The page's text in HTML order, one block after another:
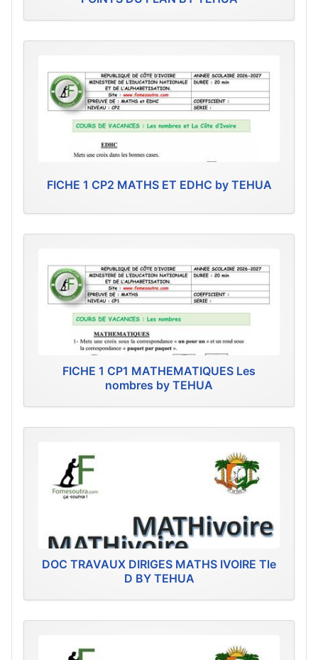
FICHE 1 CP2 MATHS ET EDHC by TEHUA
FICHE 1 CP1 MATHEMATIQUES Les
nombres by TEHUA
DOC TRAVAUX DIRIGES MATHS IVOIRE Tle
D BY TEHUA